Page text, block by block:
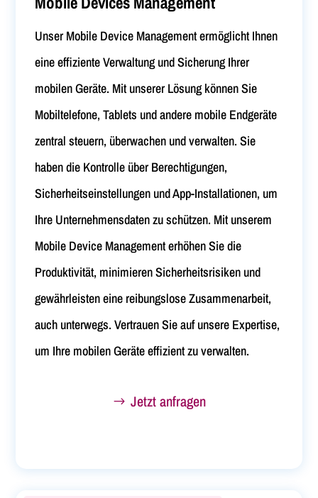
Unser Mobile Device Management ermöglicht Ihnen
eine effiziente Verwaltung und Sicherung Ihrer
mobilen Geräte. Mit unserer Lösung können Sie
Mobiltelefone, Tablets und andere mobile Endgeräte
zentral steuern, überwachen und verwalten. Sie
haben die Kontrolle über Berechtigungen,
Sicherheitseinstellungen und App-Installationen, um
Ihre Unternehmensdaten zu schützen. Mit unserem
Mobile Device Management erhöhen Sie die
Produktivität, minimieren Sicherheitsrisiken und
gewährleisten eine reibungslose Zusammenarbeit,
auch unterwegs. Vertrauen Sie auf unsere Expertise,
um Ihre mobilen Geräte effizient zu verwalten.
Jetzt anfragen